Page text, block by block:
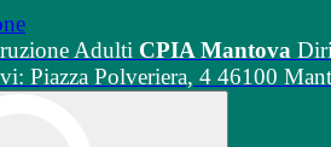
Adulti CPIA Mantova
Piazza Polveriera, 4 46100